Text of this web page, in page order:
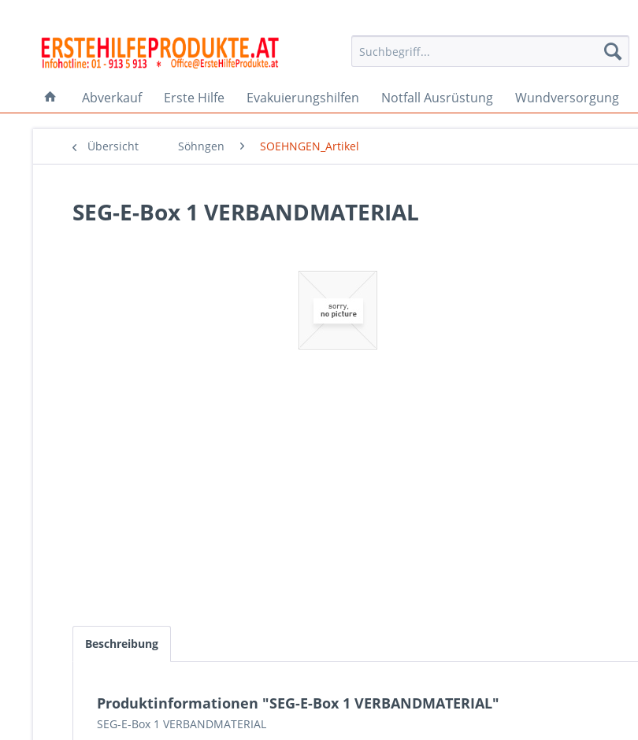
Abverkauf Erste Hilfe Evakuierungshilfen Notfall Ausrüstung Wundversorgung
Übersicht Söhngen SOEHNGEN_Artikel
SEG-E-Box 1 VERBANDMATERIAL
Beschreibung
Produktinformationen "SEG-E-Box 1 VERBANDMATERIAL"
SEG-E-Box 1 VERBANDMATERIAL